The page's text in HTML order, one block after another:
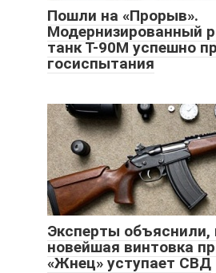
Пошли на «Прорыв».
Модернизированный
танк Т-90М успешно
госиспытания
Эксперты объяснили,
новейшая винтовка
«Жнец» уступает СВД